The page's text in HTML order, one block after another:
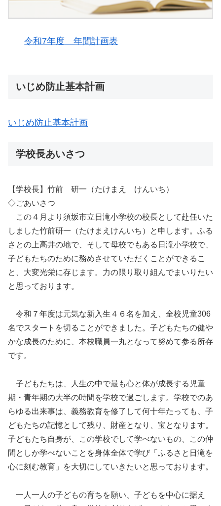
令和7年度 年間計画表
いじめ防止基本計画
いじめ防止基本計画
学校長あいさつ
【学校長】竹前 研一（たけまえ けんいち）
◇ごあいさつ
この４月より須坂市立日滝小学校の校長として赴任いた
しました竹前研一（たけまえけんいち）と申します。ふる
さとの上高井の地で、そして母校でもある日滝小学校で、
子どもたちのために務めさせていただくことができるこ
と、大変光栄に存じます。力の限り取り組んでまいりたい
と思っております。
令和７年度は元気な新入生４６名を加え、全校児童306
名でスタートを切ることができました。子どもたちの健や
かな成長のために、本校職員一丸となって努めて参る所存
です。
子どもたちは、人生の中で最も心と体が成長する児童
期・青年期の大半の時間を学校で過ごします。学校でのあ
らゆる出来事は、義務教育を修了して何十年たっても、子
どもたちの記憶として残り、財産となり、宝となります。
子どもたち自身が、この学校でして学べないもの、この仲
間としか学べないことを身体全体で学び「ふるさと日滝を
心に刻む教育」を大切にしていきたいと思っております。
一人一人の子どもの育ちを願い、子どもを中心に据え